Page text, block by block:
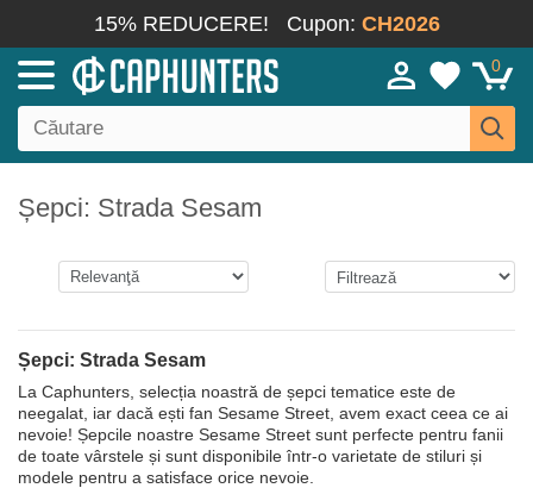
15% REDUCERE! Cupon: CH2026
0
Șepci: Strada Sesam
Șepci: Strada Sesam
La Caphunters, selecția noastră de șepci tematice este de
neegalat, iar dacă ești fan Sesame Street, avem exact ceea ce ai
nevoie! Șepcile noastre Sesame Street sunt perfecte pentru fanii
de toate vârstele și sunt disponibile într-o varietate de stiluri și
modele pentru a satisface orice nevoie.